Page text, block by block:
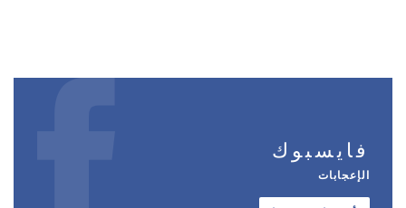
فايسبوك
الإعجابات